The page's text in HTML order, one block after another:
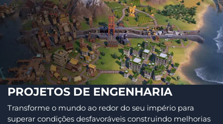
PROJETOS DE ENGENHARIA
Transforme o mundo ao redor do seu império para
superar condições desfavoráveis construindo melhorias